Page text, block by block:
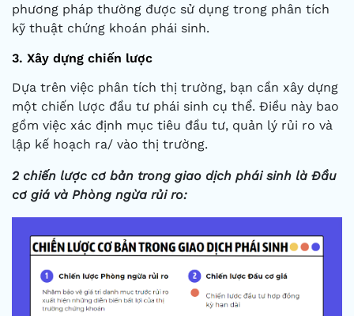
phương pháp thường được sử dụng trong phân tích
kỹ thuật chứng khoán phái sinh.
3. Xây dựng chiến lược
Dựa trên việc phân tích thị trường, bạn cần xây dựng
một chiến lược đầu tư phái sinh cụ thể. Điều này bao
gồm việc xác định mục tiêu đầu tư, quản lý rủi ro và
lập kế hoạch ra/ vào thị trường.
2 chiến lược cơ bản trong giao dịch phái sinh là Đầu
cơ giá và Phòng ngừa rủi ro: